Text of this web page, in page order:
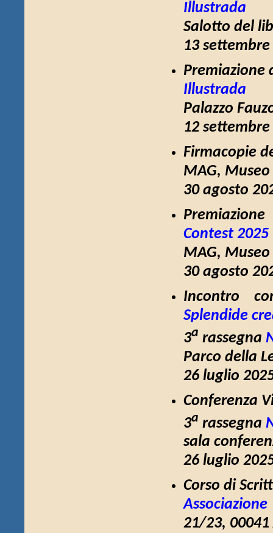
Illustrada
Salotto del
13
Premiazione
Illustrada
Palazzo
12
Firmacopie
MAG,
30 agosto
Contest 2025
MAG,
30 agosto
Incontro
Splendide
3a rassegna
Parco della
26 luglio
Conferenza
3a rassegna
sala
26 luglio
Corso di
21/23,